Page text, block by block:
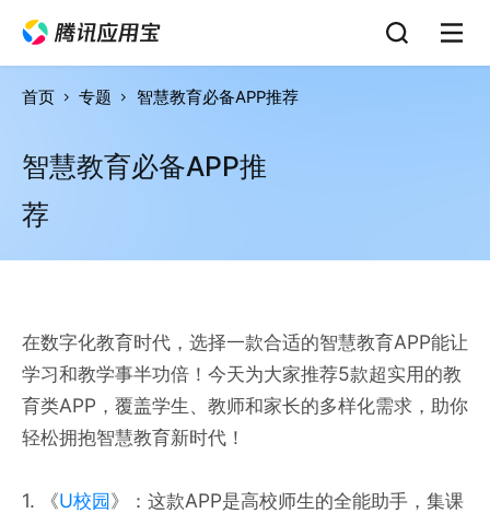
首页 专题 智慧教育必备APP推荐
智慧教育必备APP推
荐
在数字化教育时代，选择一款合适的智慧教育APP能让
学习和教学事半功倍！今天为大家推荐5款超实用的教
育类APP，覆盖学生、教师和家长的多样化需求，助你
轻松拥抱智慧教育新时代！
1. 《U校园》：这款APP是高校师生的全能助手，集课